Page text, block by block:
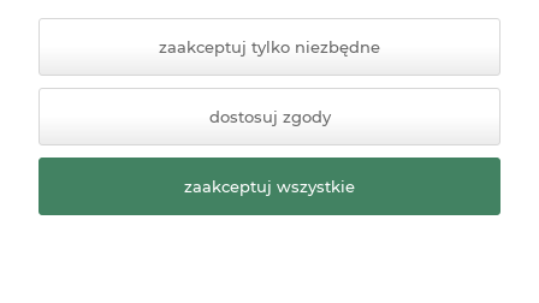
Styl graficzny ShopGadget.pl
Sklep internetowy Shoper
Premium
zaakceptuj tylko niezbędne
dostosuj zgody
zaakceptuj wszystkie